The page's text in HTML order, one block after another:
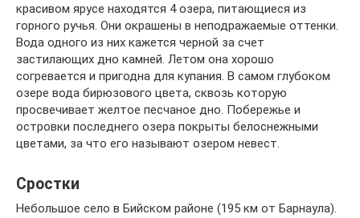
красивом ярусе находятся 4 озера, питающиеся из
горного ручья. Они окрашены в неподражаемые оттенки.
Вода одного из них кажется черной за счет
застилающих дно камней. Летом она хорошо
согревается и пригодна для купания. В самом глубоком
озере вода бирюзового цвета, сквозь которую
просвечивает желтое песчаное дно. Побережье и
островки последнего озера покрыты белоснежными
цветами, за что его называют озером невест.
Сростки
Небольшое село в Бийском районе (195 км от Барнаула).